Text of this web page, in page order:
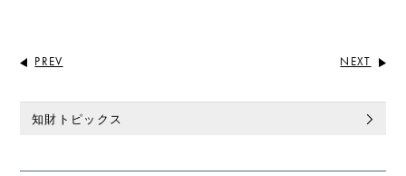
PREV NEXT
知財トピックス